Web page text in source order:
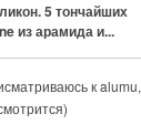
5 тончайших
из арамида и...
к alumu,